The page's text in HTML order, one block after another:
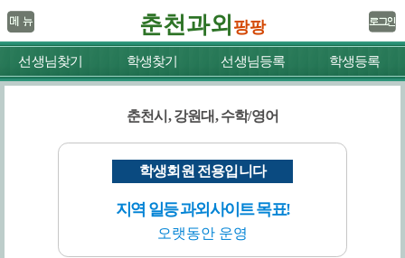
춘천과외 팡팡
선생님찾기 학생찾기 선생님등록 학생등록
춘천시, 강원대, 수학/영어
학생회원 전용입니다
지역 일등 과외사이트 목표!
오랫동안 운영